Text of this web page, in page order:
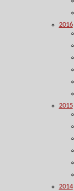
2016
2015
2014